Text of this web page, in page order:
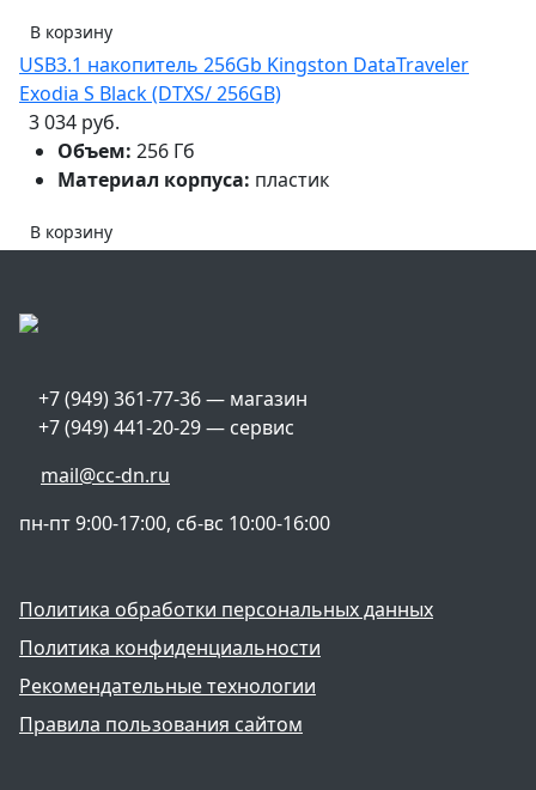
В корзину
USB3.1 накопитель 256Gb Kingston DataTraveler
Exodia S Black (DTXS/ 256GB)
3 034 руб.
Объем: 256 Гб
Материал корпуса: пластик
В корзину
+7 (949) 361-77-36 — магазин
+7 (949) 441-20-29 — сервис
mail@cc-dn.ru
пн-пт 9:00-17:00, сб-вс 10:00-16:00
Политика обработки персональных данных
Политика конфиденциальности
Рекомендательные технологии
Правила пользования сайтом